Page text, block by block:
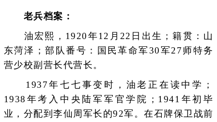
老兵档案：
油宏熙，1920年12月22日出生；籍贯：山
东菏泽；部队番号：国民革命军30军27师特务
营少校副营长代营长。
1937年七七事变时，油老正在读中学；
1938年考入中央陆军军官学院；1941年初毕
业，分配到李仙周军长的92军。在石牌保卫战前